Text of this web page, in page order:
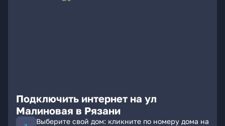
Подключить интернет на ул
Малиновая в Рязани
Выберите свой дом: кликните по номеру дома на